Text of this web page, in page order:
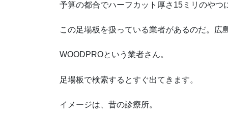
予算の都合でハーフカット厚さ15ミリのやつ
この足場板を扱っている業者があるのだ。広
WOODPROという業者さん。
足場板で検索するとすぐ出てきます。
イメージは、昔の診療所。